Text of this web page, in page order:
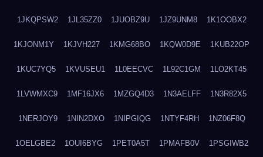
1JKQPSW2 1JL35ZZ0 1JUOBZ9U 1JZ9UNM8 1K1OOBX2
1KJONM1Y 1KJVH227 1KMG68BO 1KQW0D9E 1KUB22OP
1KUC7YQ5 1KVUSEU1 1L0EECVC 1L92C1GM 1LO2KT45
1LVWMXC9 1MF16JX6 1MZGQ4D3 1N3AELFF 1N3R82X5
1NERJOY9 1NIN2DXO 1NIPGIQG 1NTYF4RH 1NZ06F8Q
1OELGBE2 1OUI6BYG 1PET0A5T 1PMAFB0V 1PSGIWB2